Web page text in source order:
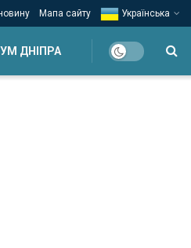
Мапа сайту Українська
ДНІПРА